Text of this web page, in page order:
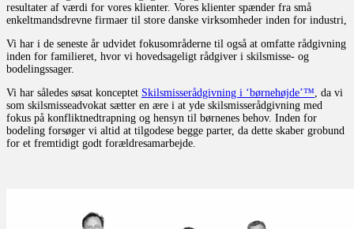
resultater af værdi for vores klienter. Vores klienter spænder fra små
enkeltmandsdrevne firmaer til store danske virksomheder inden for industri,
Vi har i de seneste år udvidet fokusområderne til også at omfatte rådgivning
inden for familieret, hvor vi hovedsageligt rådgiver i skilsmisse- og
bodelingssager.
Vi har således søsat konceptet Skilsmisserådgivning i ‘børnehøjde’™, da vi
som skilsmisseadvokat sætter en ære i at yde skilsmisserådgivning med
fokus på konfliktnedtrapning og hensyn til børnenes behov. Inden for
bodeling forsøger vi altid at tilgodese begge parter, da dette skaber grobund
for et fremtidigt godt forældresamarbejde.